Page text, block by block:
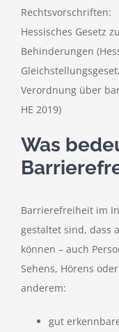
Rechtsvorschriften:
Hessisches Gesetz
Behinderungen
Verordnung über
HE 2019)
Was
Barrierefreiheit im
gestaltet sind, dass
können – auch
Sehens, Hörens
anderem:
gut